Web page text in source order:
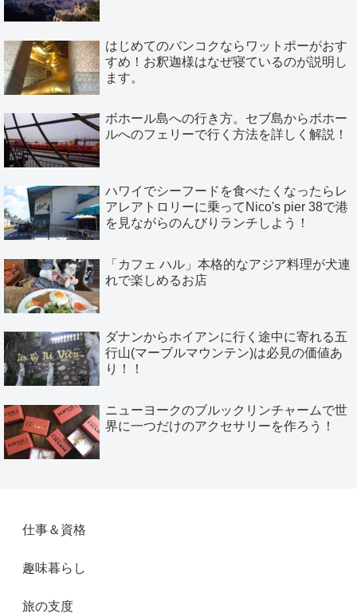
はじめてのバンコクならワットポーがおす
すめ！お釈迦様はなぜ寝ているのが説明し
ます。
ボホール島への行き方。セブ島からボホー
ルへのフェリーで行く方法を詳しく解説！
ハワイでシーフードを食べたくなったらレ
アレアトロリーに乗ってNico's pier 38で港
を見ながらのんびりランチしよう！
「カフェ ハル」本格的なアジア料理が犬連
れで楽しめるお店
ダナンからホイアンに行く途中に寄れる五
行山(マーブルマウンテン)は必見の価値あ
り！！
ニューヨークのブルックリンチャームで世
界に一つだけのアクセサリーを作ろう！
仕事＆資格
趣味暮らし
旅の支度